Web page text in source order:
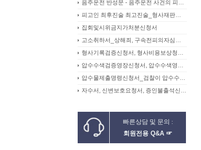
음주운전 반성문 - 음주운전 사건의 피의자, 피고인이 선처를 구하며 작성제출하는 반성문
피고인 최후진술 최고진술_형사재판의 변론종결시 피고인이 재판장님께 하는 최종진술 의견내용(36페이지)
집회및시위금지가처분신청서
고소취하서_상해죄, 구속전피의자심문신청서, 보석신청취하서, 형확정증명원
형사기록검증신청서, 형사비용보상청구서
압수수색검증영장신청서, 압수수색영장신청서
압수물제출명령신청서_검찰이 압수수색을 통해 확보한 압수물대상
자수서, 신변보호요청서, 증인불출석신고서
빠른상담 및 문의 :
회원전용 Q&A ☞